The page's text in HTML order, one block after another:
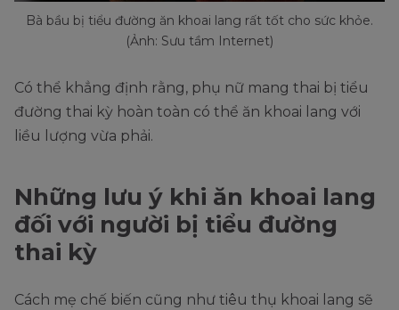
Bà bầu bị tiểu đường ăn khoai lang rất tốt cho sức khỏe.
(Ảnh: Sưu tầm Internet)
Có thể khẳng định rằng, phụ nữ mang thai bị tiểu
đường thai kỳ hoàn toàn có thể ăn khoai lang với
liều lượng vừa phải.
Những lưu ý khi ăn khoai lang
đối với người bị tiểu đường
thai kỳ
Cách mẹ chế biến cũng như tiêu thụ khoai lang sẽ